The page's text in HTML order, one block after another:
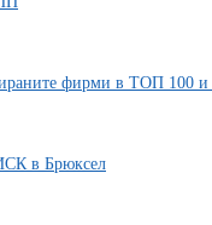
фирми в ТОП 100
в Брюксел